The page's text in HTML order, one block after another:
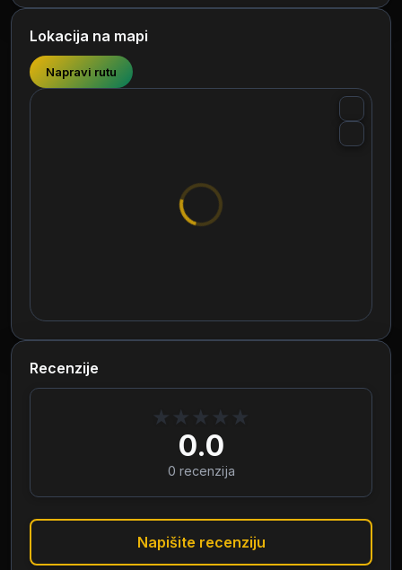
Lokacija na mapi
Napravi rutu
Recenzije
★ ★ ★ ★ ★
0.0
0 recenzija
Napišite recenziju